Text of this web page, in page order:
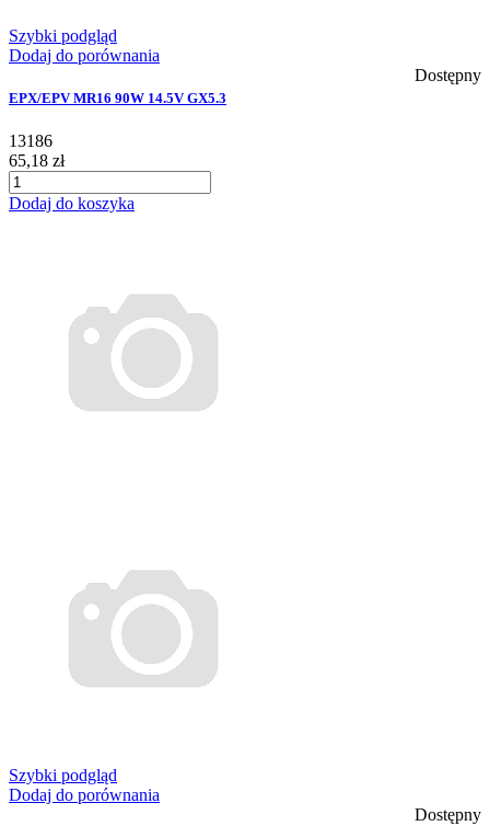
Szybki podgląd
Dodaj do porównania
Dostępny
EPX/EPV MR16 90W 14.5V GX5.3
13186
65,18 zł
Dodaj do koszyka
Szybki podgląd
Dodaj do porównania
Dostępny